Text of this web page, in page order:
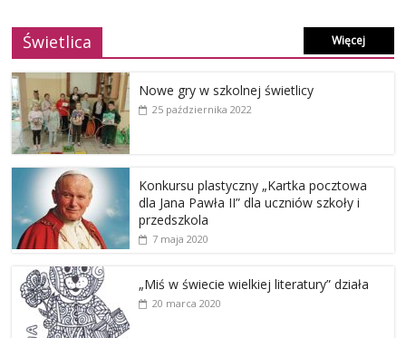
Świetlica Więcej
Nowe gry w szkolnej świetlicy
25 października 2022
Konkursu plastyczny „Kartka pocztowa
dla Jana Pawła II” dla uczniów szkoły i
przedszkola
7 maja 2020
„Miś w świecie wielkiej literatury” działa
20 marca 2020